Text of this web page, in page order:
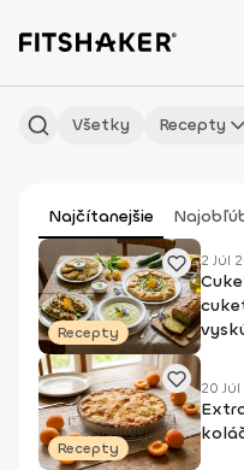
Všetky Recepty
Najčítanejšie
Recepty
2 Júl
Recepty
20